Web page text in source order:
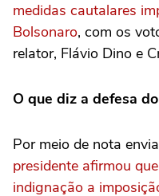
medidas cautalares
Bolsonaro, com os
relator, Flávio Dino e
O que diz a defesa
Por meio de nota
presidente afirmou
indignação a